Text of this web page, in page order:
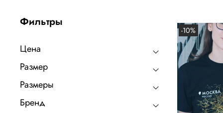
-10%
Фильтры
Цена
Размер
Размеры
Бренд